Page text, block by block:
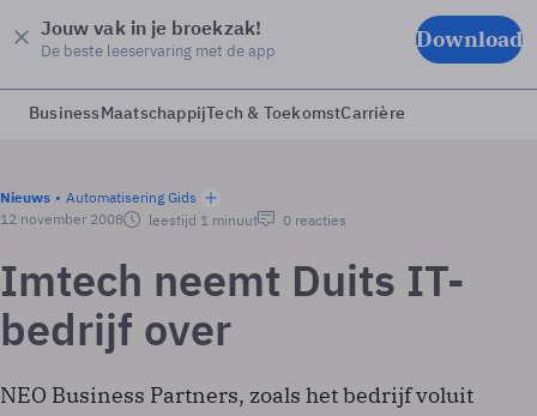
Jouw vak in je broekzak!
De beste leeservaring met de app Download
BusinessMaatschappijTech & ToekomstCarrière
Nieuws
Automatisering Gids
12 november 2008
leestijd 1 minuut 0 reacties
Imtech neemt Duits IT-
bedrijf over
NEO Business Partners, zoals het bedrijf voluit